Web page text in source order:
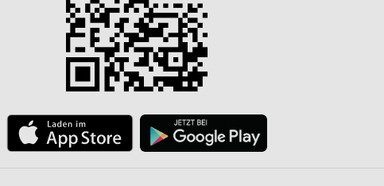
Kombinationen von Daten aus verschiedenen